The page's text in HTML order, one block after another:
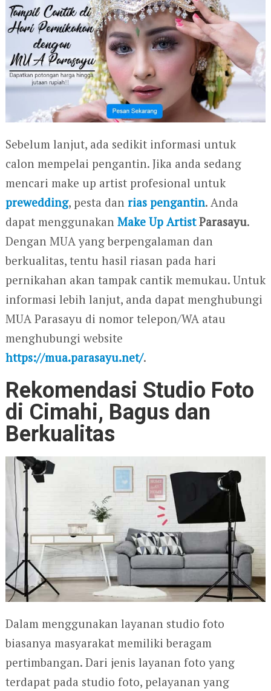
Sebelum lanjut, ada sedikit informasi untuk
calon mempelai pengantin. Jika anda sedang
mencari make up artist profesional untuk
prewedding, pesta dan rias pengantin. Anda
dapat menggunakan Make Up ArtistParasayu.
Dengan MUA yang berpengalaman dan
berkualitas, tentu hasil riasan pada hari
pernikahan akan tampak cantik memukau. Untuk
informasi lebih lanjut, anda dapat menghubungi
MUA Parasayu di nomor telepon/WA atau
menghubungi website
https://mua.parasayu.net/.
Rekomendasi Studio Foto
di Cimahi, Bagus dan
Berkualitas
Dalam menggunakan layanan studio foto
biasanya masyarakat memiliki beragam
pertimbangan. Dari jenis layanan foto yang
terdapat pada studio foto, pelayanan yang